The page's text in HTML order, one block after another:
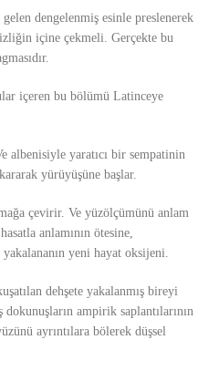
dengelenmiş esinle preslenerek
içine çekmeli. Gerçekte bu
içeren bu bölümü Latinceye
albenisiyle yaratıcı bir sempatinin
yürüyüşüne başlar.
çevirir. Ve yüzölçümünü anlam
anlamının ötesine,
yakalananın yeni hayat oksijeni.
dehşete yakalanmış bireyi
ampirik saplantılarının
ayrıntılara bölerek düşsel